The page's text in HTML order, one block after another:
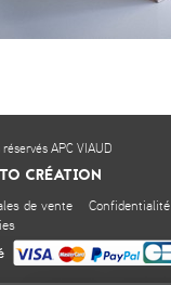
APC VIAUD
CRÉATION
de vente
Confidentialité